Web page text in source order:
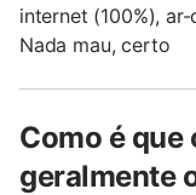
internet (100%),
Nada mau, certo
Como é
geralmente